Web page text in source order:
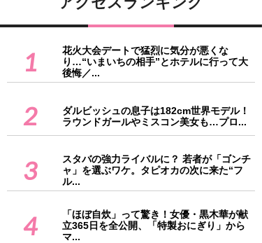
1
花火大会デートで猛烈に気分が悪くな
り…“いまいちの相手”とホテルに行って大
後悔／...
2
ダルビッシュの息子は182cm世界モデル！
ラウンドガールやミスコン美女も…プロ...
3
スタバの強力ライバルに？ 若者が「ゴンチ
ャ」を選ぶワケ。タピオカの次に来た“フ
ル...
4
「ほぼ自炊」って驚き！女優・黒木華が献
立365日を全公開、「特製おにぎり」から
マ...